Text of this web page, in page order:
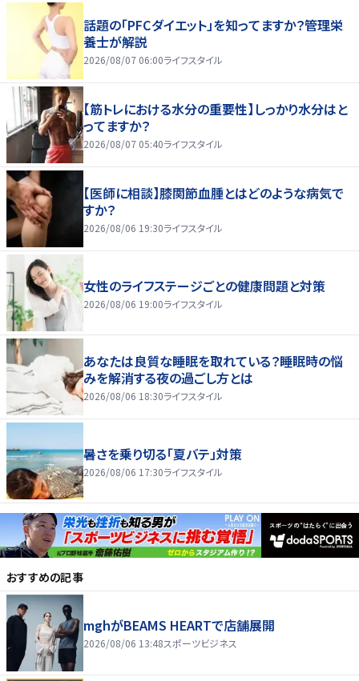
話題の「PFCダイエット」を知ってますか？管理栄
養士が解説
2026/08/07 06:00ライフスタイル
【筋トレにおける水分の重要性】しっかり水分はと
ってますか？
2026/08/07 05:40ライフスタイル
【医師に相談】膝関節血腫とはどのような病気で
すか？
2026/08/06 19:30ライフスタイル
女性のライフステージごとの健康問題と対策
2026/08/06 19:00ライフスタイル
あなたは良質な睡眠を取れている？睡眠時の悩
みを解消する夜の過ごし方とは
2026/08/06 18:30ライフスタイル
暑さを乗り切る「夏バテ」対策
2026/08/06 17:30ライフスタイル
おすすめの記事
mghがBEAMS HEARTで店舗展開
2026/08/06 13:48スポーツビジネス